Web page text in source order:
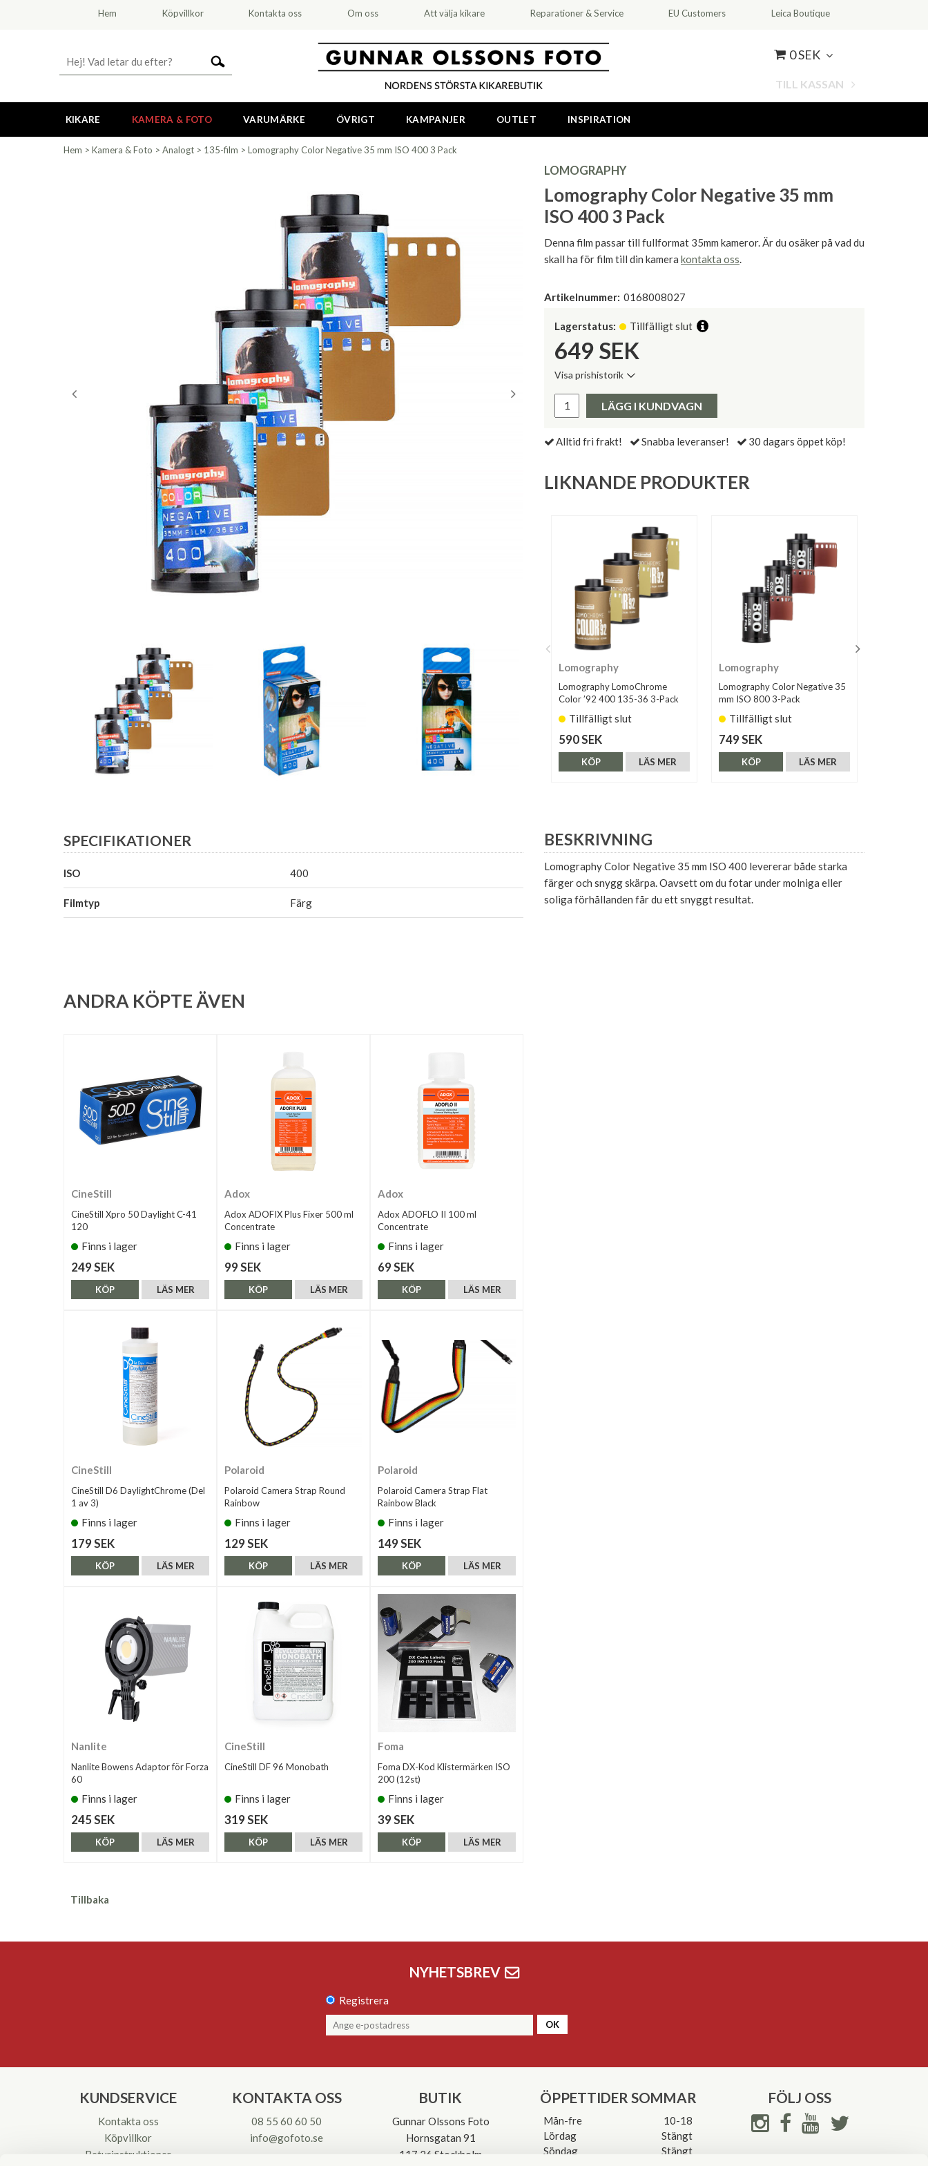
Hem Köpvillkor Kontakta oss Om oss Att välja kikare Reparationer & Service EU Customers Leica Boutique
0 SEK
TILL KASSAN
KIKARE KAMERA & FOTO VARUMÄRKE ÖVRIGT KAMPANJER OUTLET INSPIRATION
Hem > Kamera & Foto > Analogt > 135-film > Lomography Color Negative 35 mm ISO 400 3 Pack
LOMOGRAPHY
Lomography Color Negative 35 mm
ISO 400 3 Pack
Denna film passar till fullformat 35mm kameror. Är du osäker på vad du
skall ha för film till din kamera kontakta oss.
Artikelnummer: 0168008027
Lagerstatus: Tillfälligt slut
649 SEK
Visa prishistorik
Pris:
LÄGG I KUNDVAGN
Alltid fri frakt! Snabba leveranser! 30 dagars öppet köp!
LIKNANDE PRODUKTER
Lomography
Lomography LomoChrome
Color ’92 400 135-36 3-Pack
Tillfälligt slut
590 SEK
LÄS MER
KÖP
Lomography
Lomography Color Negative 35
mm ISO 800 3-Pack
Tillfälligt slut
749 SEK
LÄS MER
KÖP
BESKRIVNING
Lomography Color Negative 35 mm ISO 400 levererar både starka
färger och snygg skärpa. Oavsett om du fotar under molniga eller
soliga förhållanden får du ett snyggt resultat.
SPECIFIKATIONER
ISO 400
Filmtyp Färg
ANDRA KÖPTE ÄVEN
CineStill
CineStill Xpro 50 Daylight C-41
120
Finns i lager
249 SEK
LÄS MER
KÖP
Adox
Adox ADOFIX Plus Fixer 500 ml
Concentrate
Finns i lager
99 SEK
LÄS MER
KÖP
Adox
Adox ADOFLO II 100 ml
Concentrate
Finns i lager
69 SEK
LÄS MER
KÖP
CineStill
CineStill D6 DaylightChrome (Del
1 av 3)
Finns i lager
179 SEK
LÄS MER
KÖP
Polaroid
Polaroid Camera Strap Round
Rainbow
Finns i lager
129 SEK
LÄS MER
KÖP
Polaroid
Polaroid Camera Strap Flat
Rainbow Black
Finns i lager
149 SEK
LÄS MER
KÖP
Nanlite
Nanlite Bowens Adaptor för Forza
60
Finns i lager
245 SEK
LÄS MER
KÖP
CineStill
CineStill DF 96 Monobath
Finns i lager
319 SEK
LÄS MER
KÖP
Foma
Foma DX-Kod Klistermärken ISO
200 (12st)
Finns i lager
39 SEK
LÄS MER
KÖP
Tillbaka
NYHETSBREV
Registrera
OK
KUNDSERVICE
Kontakta oss
Köpvillkor
Returinstruktioner
KONTAKTA OSS
08 55 60 60 50
info@gofoto.se
BUTIK
Gunnar Olssons Foto
Hornsgatan 91
117 26 Stockholm
ÖPPETTIDER SOMMAR
Mån-fre
10-18
Lördag
Stängt
Söndag
Stängt
FÖLJ OSS